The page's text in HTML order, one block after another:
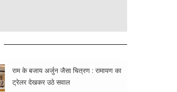
राम के बजाय अर्जुन जैसा चित्रण : रामायण का
ट्रेलर देखकर उठे सवाल